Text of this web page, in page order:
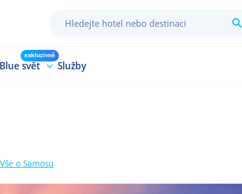
Blue svět
exkluzivně
Služby
Vše o Samosu